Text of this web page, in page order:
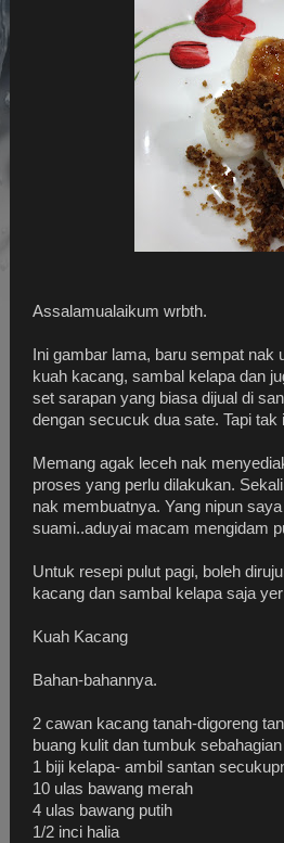
Assalamualaikum wrbth.
Ini gambar lama, baru sempat nak
kuah kacang, sambal kelapa dan
set sarapan yang biasa dijual di
dengan secucuk dua sate. Tapi
Memang agak leceh nak
proses yang perlu dilakukan.
nak membuatnya. Yang nipun
suami..aduyai macam mengidam
Untuk resepi pulut pagi, boleh
kacang dan sambal kelapa saja
Kuah Kacang
Bahan-bahannya.
2 cawan kacang tanah-digoreng
buang kulit dan tumbuk
1 biji kelapa- ambil santan
10 ulas bawang merah
4 ulas bawang putih
1/2 inci halia